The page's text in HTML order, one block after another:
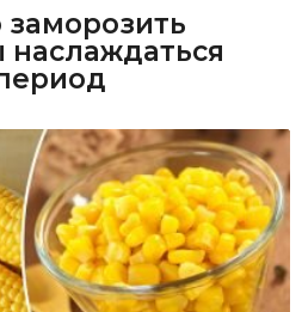
наслаждаться